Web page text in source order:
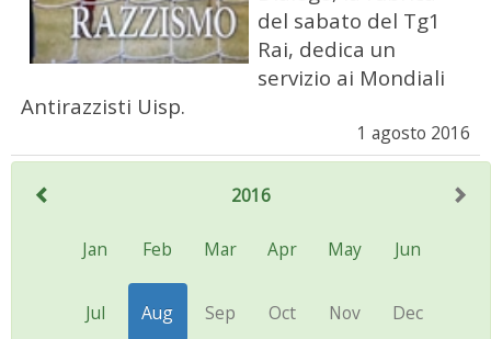
del sabato del Tg1
Rai, dedica un
servizio ai Mondiali
Antirazzisti Uisp.
1 agosto 2016
2016
Jan Feb Mar Apr May Jun
Jul Aug Sep Oct Nov Dec